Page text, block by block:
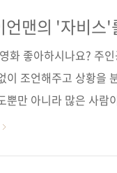
이스 생태계까지 폭넓
언맨의 '자비스'
화 좋아하시나요? 주
이 조언해주고 상황을
뿐만 아니라 많은 사
겁니다. 이제 그 상상